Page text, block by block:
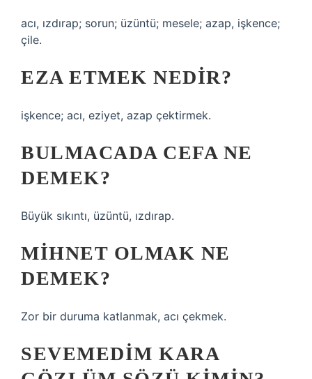
acı, ızdırap; sorun; üzüntü; mesele; azap, işkence;
çile.
EZA ETMEK NEDIR?
işkence; acı, eziyet, azap çektirmek.
BULMACADA CEFA NE
DEMEK?
Büyük sıkıntı, üzüntü, ızdırap.
MIHNET OLMAK NE
DEMEK?
Zor bir duruma katlanmak, acı çekmek.
SEVEMEDIM KARA